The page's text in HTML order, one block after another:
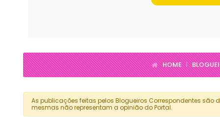
HOME|
As publicações feitas pelos Blogueiros Correspondentes são
mesmas não representam a opinião do Portal.